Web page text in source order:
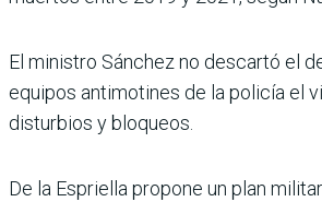
El ministro Sánchez no descartó el
equipos antimotines de la policía el
disturbios y bloqueos.
De la Espriella propone un plan